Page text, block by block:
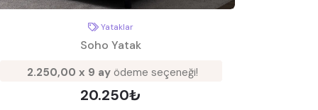
Yataklar
Soho Yatak
2.250,00 x 9 ayödeme seçeneği!
20.250₺